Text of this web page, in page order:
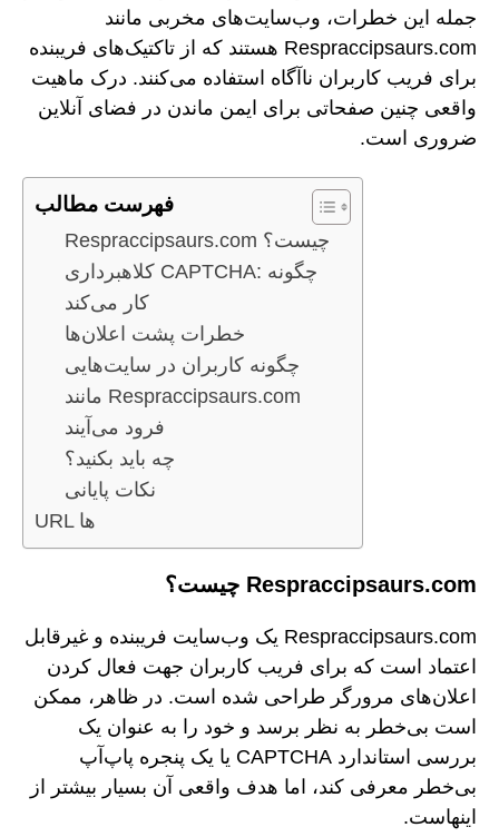
جمله این خطرات، وب‌سایت‌های مخربی مانند
Respraccipsaurs.com هستند که از تاکتیک‌های فریبنده
برای فریب کاربران ناآگاه استفاده می‌کنند. درک ماهیت
واقعی چنین صفحاتی برای ایمن ماندن در فضای آنلاین
ضروری است.
فهرست مطالب
Respraccipsaurs.com چیست؟
کلاهبرداری CAPTCHA: چگونه
کار می‌کند
خطرات پشت اعلان‌ها
چگونه کاربران در سایت‌هایی
مانند Respraccipsaurs.com
فرود می‌آیند
چه باید بکنید؟
نکات پایانی
URL ها
Respraccipsaurs.com چیست؟
Respraccipsaurs.com یک وب‌سایت فریبنده و غیرقابل
اعتماد است که برای فریب کاربران جهت فعال کردن
اعلان‌های مرورگر طراحی شده است. در ظاهر، ممکن
است بی‌خطر به نظر برسد و خود را به عنوان یک
بررسی استاندارد CAPTCHA یا یک پنجره پاپ‌آپ
بی‌خطر معرفی کند، اما هدف واقعی آن بسیار بیشتر از
اینهاست.